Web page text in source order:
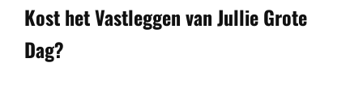
Kost het Vastleggen van Jullie Grote
Dag?